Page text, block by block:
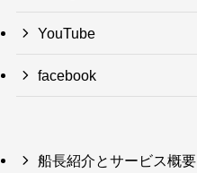
YouTube
facebook
船長紹介とサービス概要